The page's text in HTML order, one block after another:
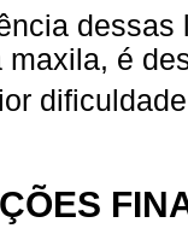
maxila, é